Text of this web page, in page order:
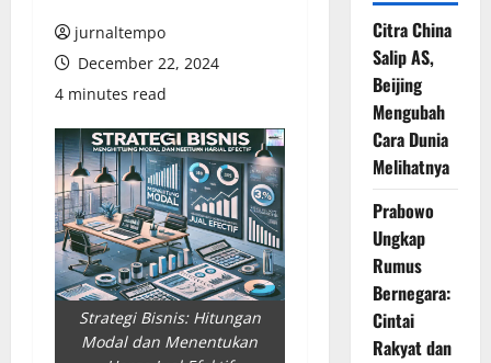
jurnaltempo
December 22, 2024
4 minutes read
Strategi Bisnis: Hitungan
Modal dan Menentukan
Citra China
Salip AS,
Beijing
Mengubah
Cara Dunia
Melihatnya
Prabowo
Ungkap
Rumus
Bernegara:
Cintai
Rakyat dan